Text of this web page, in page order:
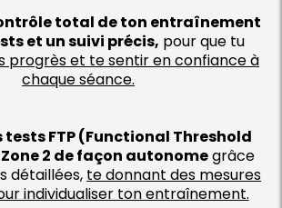
total de ton entraînement
et un suivi précis, pour que tu
progrès et te sentir en confiance à
chaque séance.
tests FTP (Functional Threshold
2 de façon autonomegrâce
détaillées, te donnant des mesures
individualiser ton entraînement.